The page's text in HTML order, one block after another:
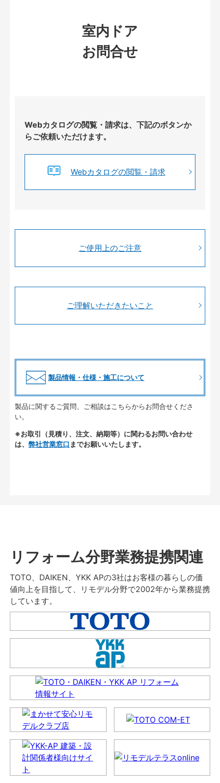
室内ドア
お問合せ
Webカタログの閲覧・請求は、下記のボタンか
らご依頼いただけます。
Webカタログの閲覧・請求
ご使用上のご注意
ご理解いただきたいこと
製品情報・仕様・施工について
製品に関するご質問、ご相談はこちらからお問合せくださ
い。
※お取引（見積り、注文、納期等）に関わるお問い合わせ
は、 弊社営業窓口 までお願いいたします。
リフォーム分野業務提携関連
TOTO、DAIKEN、YKK APの3社はお客様の暮らしの価
値向上を目指して、リモデル分野で2002年から業務提携
しています。